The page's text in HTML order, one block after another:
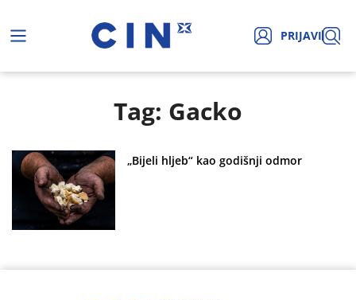
PRIJAVI
Tag: Gacko
„Bijeli hljeb“ kao godišnji odmor